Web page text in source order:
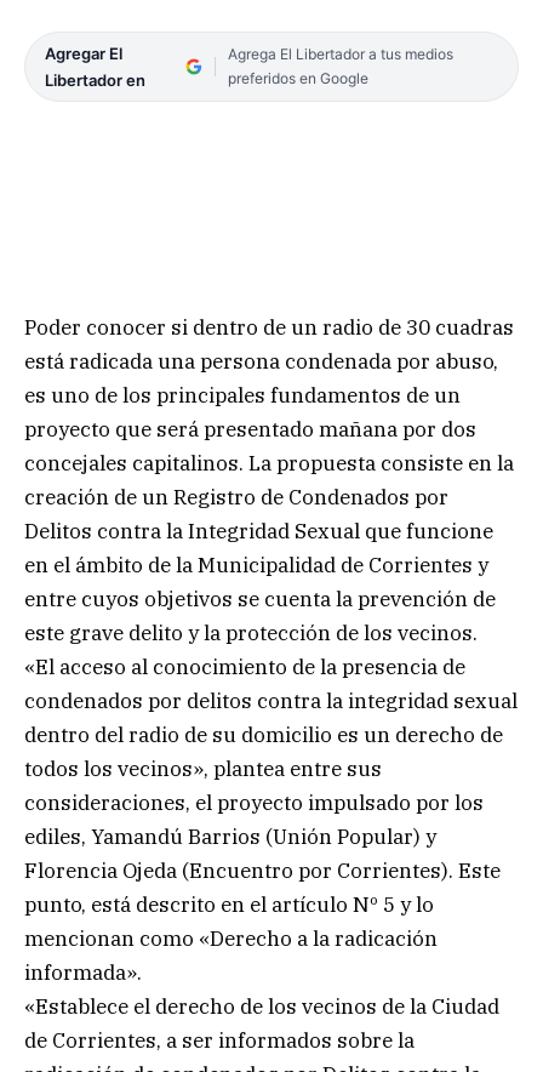
Agregar El
Libertador en
Agrega El Libertador a tus medios
preferidos en Google
Poder conocer si dentro de un radio de 30 cuadras
está radicada una persona condenada por abuso,
es uno de los principales fundamentos de un
proyecto que será presentado mañana por dos
concejales capitalinos. La propuesta consiste en la
creación de un Registro de Condenados por
Delitos contra la Integridad Sexual que funcione
en el ámbito de la Municipalidad de Corrientes y
entre cuyos objetivos se cuenta la prevención de
este grave delito y la protección de los vecinos.
«El acceso al conocimiento de la presencia de
condenados por delitos contra la integridad sexual
dentro del radio de su domicilio es un derecho de
todos los vecinos», plantea entre sus
consideraciones, el proyecto impulsado por los
ediles, Yamandú Barrios (Unión Popular) y
Florencia Ojeda (Encuentro por Corrientes). Este
punto, está descrito en el artículo Nº 5 y lo
mencionan como «Derecho a la radicación
informada».
«Establece el derecho de los vecinos de la Ciudad
de Corrientes, a ser informados sobre la